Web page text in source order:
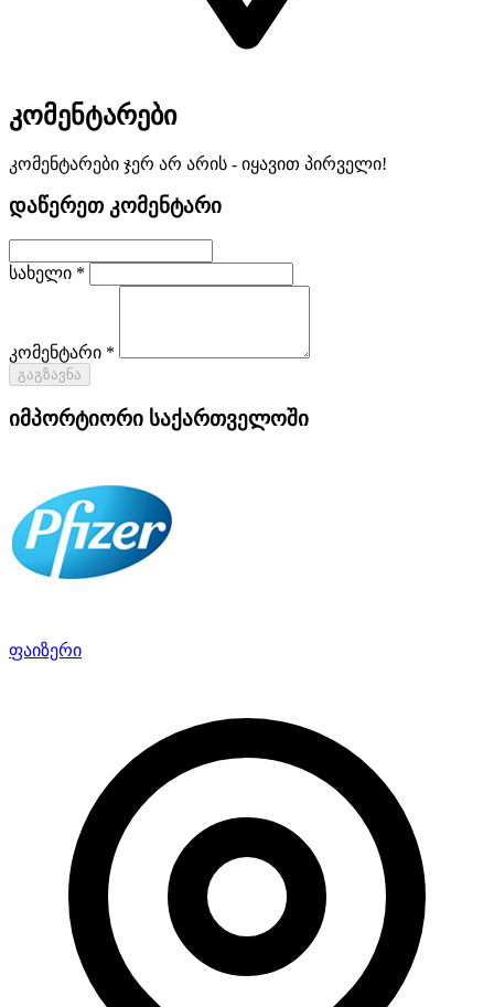
კომენტარები
კომენტარები ჯერ არ არის - იყავით პირველი!
დაწერეთ კომენტარი
სახელი *
კომენტარი *
გაგზავნა
იმპორტიორი საქართველოში
ფაიზერი